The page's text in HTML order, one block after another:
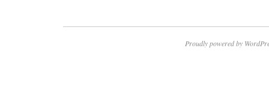
Proudly powered by